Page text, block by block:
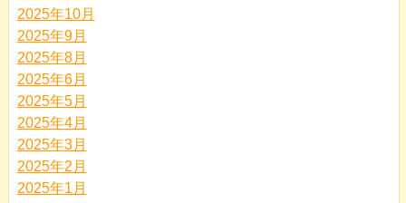
2025年10月
2025年9月
2025年8月
2025年6月
2025年5月
2025年4月
2025年3月
2025年2月
2025年1月